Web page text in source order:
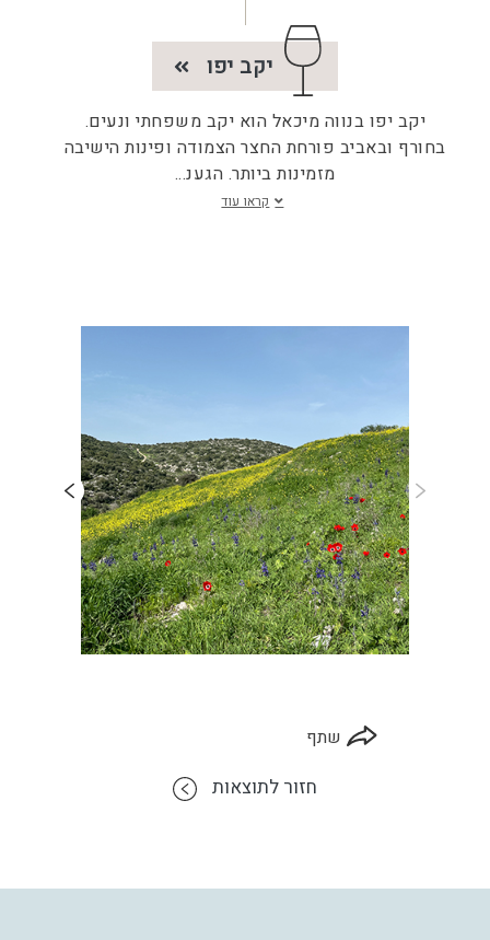
יקב יפו
יקב יפו בנווה מיכאל הוא יקב משפחתי ונעים.
בחורף ובאביב פורחת החצר הצמודה ופינות הישיבה
מזמינות ביותר. הגענ...
קראו עוד
שתף
חזור לתוצאות